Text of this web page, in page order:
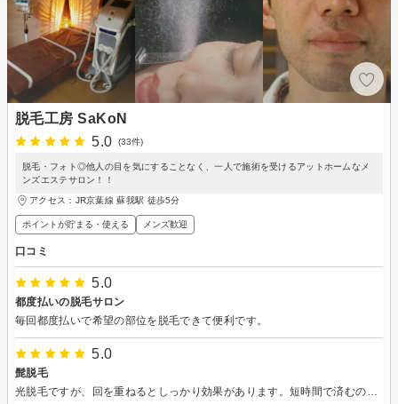
脱毛工房 SaKoN
5.0
(33件)
脱毛・フォト◎他人の目を気にすることなく、一人で施術を受けるアットホームなメ
ンズエステサロン！！
アクセス：JR京葉線 蘇我駅 徒歩5分
ポイントが貯まる・使える メンズ歓迎
口コミ
5.0
都度払いの脱毛サロン
毎回都度払いで希望の部位を脱毛できて便利です。
5.0
髭脱毛